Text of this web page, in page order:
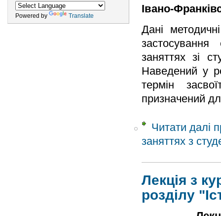
Powered by Translate
Івано-
Дані
заняттях зі
Наведений у
термін
призначений
Читати далі
заняттях з
Лекція з
розділу